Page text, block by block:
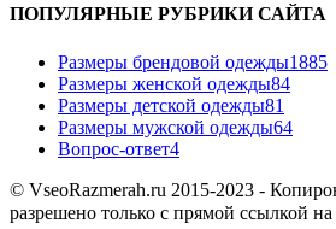
ПОПУЛЯРНЫЕ РУБРИКИ САЙТА
Размеры брендовой одежды1885
Размеры женской одежды84
Размеры детской одежды81
Размеры мужской одежды64
Вопрос-ответ4
© VseoRazmerah.ru 2015-2023 -
разрешено только с прямой ссылкой на